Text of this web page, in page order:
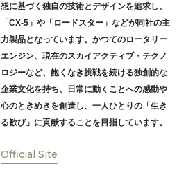
想に基づく独自の技術とデザインを追求し、
「CX-5」や「ロードスター」などが同社の主
力製品となっています。かつてのロータリー
エンジン、現在のスカイアクティブ・テクノ
ロジーなど、飽くなき挑戦を続ける独創的な
企業文化を持ち、日常に動くことへの感動や
心のときめきを創造し、一人ひとりの「生き
る歓び」に貢献することを目指しています。
Official Site